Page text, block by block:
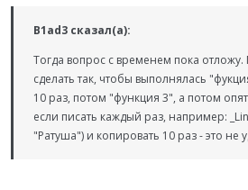
B1ad3 сказал(а):
Тогда вопрос с временем пока
сделать так, чтобы выполнялась
10 раз, потом "функция 3", а потом
если писать каждый раз, например:
"Ратуша") и копировать 10 раз - это не